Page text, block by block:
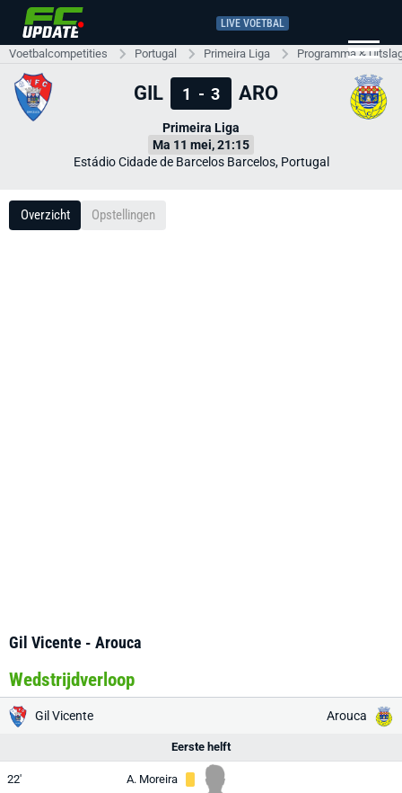
LIVE VOETBAL
Voetbalcompetities Portugal Primeira Liga Programma &
GIL 1 - 3 ARO
Primeira Liga
Ma 11 mei, 21:15
Estádio Cidade de Barcelos Barcelos, Portugal
Overzicht Opstellingen
Gil Vicente - Arouca
Wedstrijdverloop
Gil Vicente Arouca
Eerste helft
22' A. Moreira